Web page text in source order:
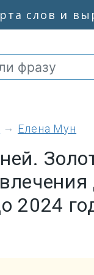
слов и
Елена Мун
2024